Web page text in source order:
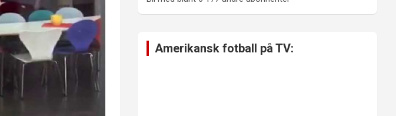
Amerikansk fotball på TV: